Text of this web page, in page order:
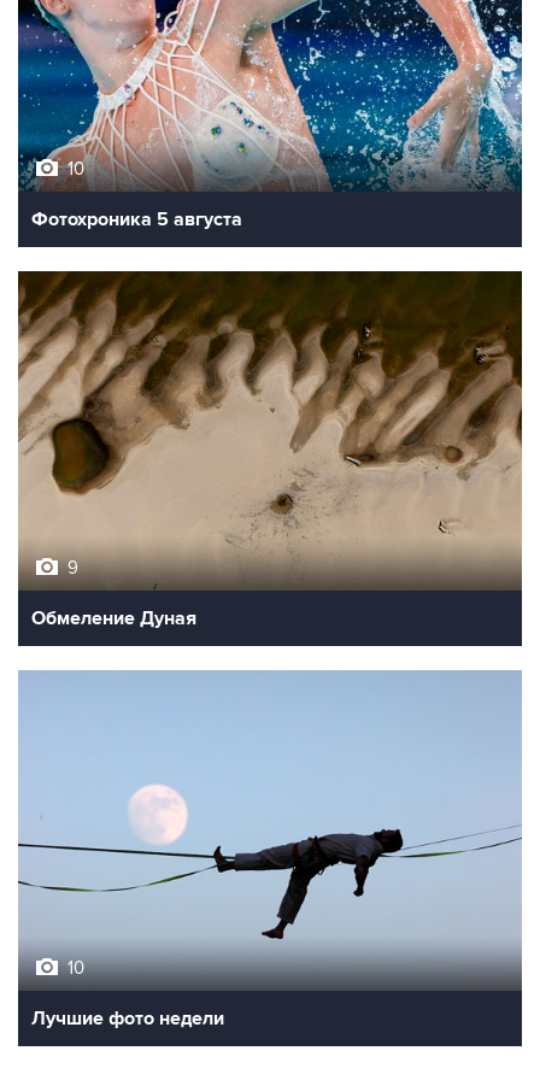
10
Фотохроника 5 августа
9
Обмеление Дуная
10
Лучшие фото недели